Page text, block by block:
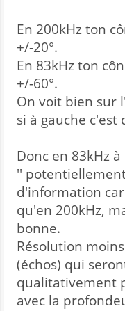
En 200kHz ton
+/-20°.
En 83kHz ton
+/-60°.
On voit bien sur
si à gauche c'est
Donc en 83kHz
''
d'information
qu'en 200kHz,
bonne.
Résolution
(échos) qui
qualitativement
avec la